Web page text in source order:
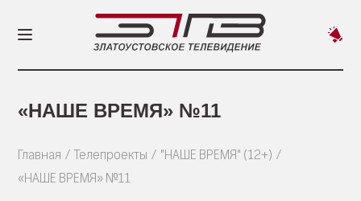
«НАШЕ ВРЕМЯ» №11
Главная Телепроекты
"НАШЕ ВРЕМЯ" (12+)
«НАШЕ ВРЕМЯ» №11